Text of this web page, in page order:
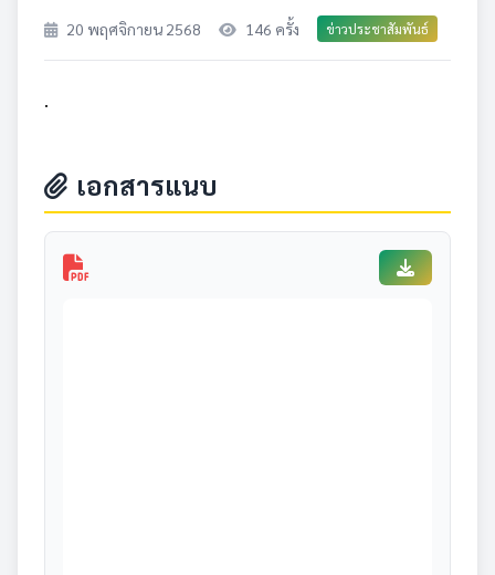
20 พฤศจิกายน 2568 146 ครั้ง ข่าวประชาสัมพันธ์
.
เอกสารแนบ